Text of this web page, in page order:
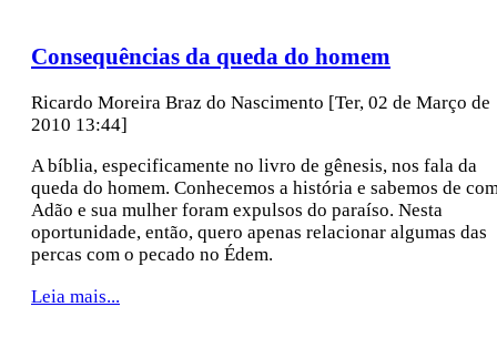
Consequências da queda do homem
Ricardo Moreira Braz do Nascimento [Ter, 02 de Março de
2010 13:44]
A bíblia, especificamente no livro de gênesis, nos fala da
queda do homem. Conhecemos a história e sabemos de
Adão e sua mulher foram expulsos do paraíso. Nesta
oportunidade, então, quero apenas relacionar algumas das
percas com o pecado no Édem.
Leia mais...